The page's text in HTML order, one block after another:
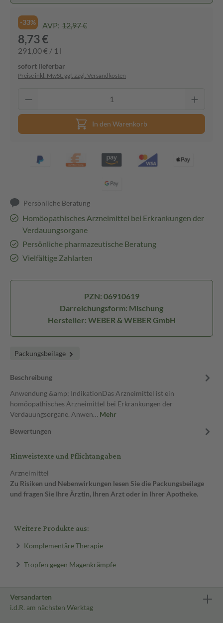
-33% AVP: 12,97 €
8,73 €
291,00 € / 1 l
sofort lieferbar
Preise inkl. MwSt. ggf. zzgl. Versandkosten
In den Warenkorb
Persönliche Beratung
Homöopathisches Arzneimittel bei Erkrankungen der
Verdauungsorgane
Persönliche pharmazeutische Beratung
Vielfältige Zahlarten
PZN: 06910619
Darreichungsform: Mischung
Hersteller: WEBER & WEBER GmbH
Packungsbeilage
Beschreibung
Anwendung &amp; IndikationDas Arzneimittel ist ein
homöopathisches Arzneimittel bei Erkrankungen der
Verdauungsorgane. Anwen… Mehr
Bewertungen
Hinweistexte und Pflichtangaben
Arzneimittel
Zu Risiken und Nebenwirkungen lesen Sie die Packungsbeilage
und fragen Sie Ihre Ärztin, Ihren Arzt oder in Ihrer Apotheke.
Weitere Produkte aus:
Komplementäre Therapie
Tropfen gegen Magenkrämpfe
Versandarten
i.d.R. am nächsten Werktag